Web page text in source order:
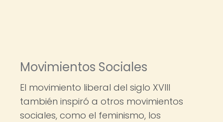
Movimientos Sociales
El movimiento liberal del siglo XVIII
también inspiró a otros movimientos
sociales, como el feminismo, los